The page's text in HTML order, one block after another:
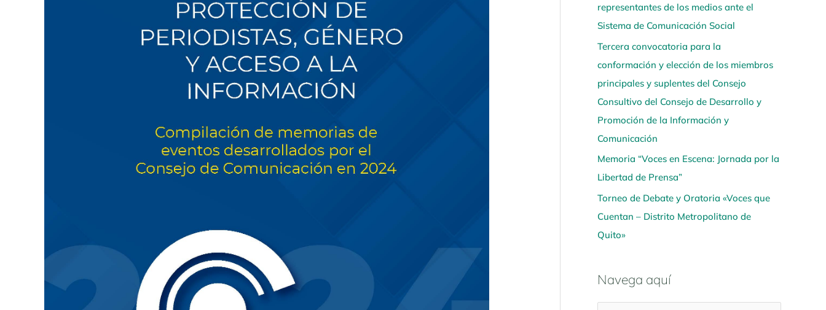
representantes de los medios ante el
Sistema de Comunicación Social
Tercera convocatoria para la
conformación y elección de los miembros
principales y suplentes del Consejo
Consultivo del Consejo de Desarrollo y
Promoción de la Información y
Comunicación
Memoria “Voces en Escena: Jornada por la
Libertad de Prensa”
Torneo de Debate y Oratoria «Voces que
Cuentan – Distrito Metropolitano de
Quito»
Navega aquí
u
í